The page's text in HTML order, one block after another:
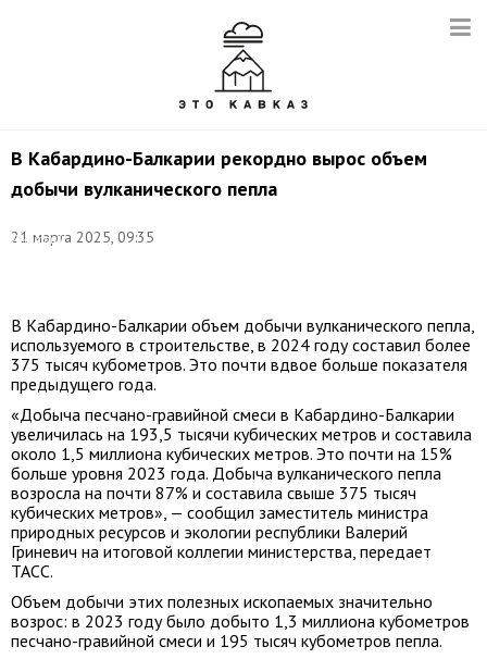
В Кабардино-Балкарии рекордно вырос объем
добычи вулканического пепла
21 марта 2025, 09:35
Дмитрий
В Кабардино-Балкарии объем добычи вулканического пепла,
используемого в строительстве, в 2024 году составил более
375 тысяч кубометров. Это почти вдвое больше показателя
предыдущего года.
«Добыча песчано-гравийной смеси в Кабардино-Балкарии
увеличилась на 193,5 тысячи кубических метров и составила
около 1,5 миллиона кубических метров. Это почти на 15%
больше уровня 2023 года. Добыча вулканического пепла
возросла на почти 87% и составила свыше 375 тысяч
кубических метров», — сообщил заместитель министра
природных ресурсов и экологии республики Валерий
Гриневич на итоговой коллегии министерства, передает
ТАСС.
Объем добычи этих полезных ископаемых значительно
возрос: в 2023 году было добыто 1,3 миллиона кубометров
песчано-гравийной смеси и 195 тысяч кубометров пепла.